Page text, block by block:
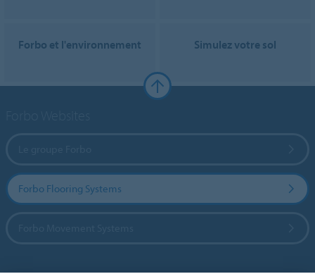
Forbo et l'environnement Simulez votre sol
Forbo Flooring Systems